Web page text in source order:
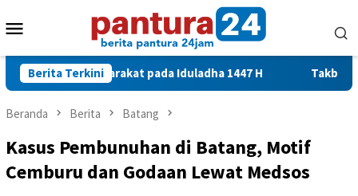
ke
Mobile
Berita Terkini
Masyarakat pada Iduladha 1447 H Takbir Keliling di
Beranda Berita Batang
Kasus Pembunuhan di Batang, Motif
Cemburu dan Godaan Lewat Medsos